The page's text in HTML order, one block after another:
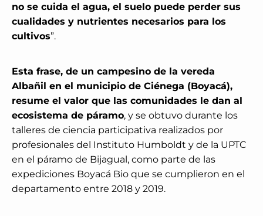
no se cuida el agua, el suelo puede perder sus
cualidades y nutrientes necesarios para los
cultivos”.
Esta frase, de un campesino de la vereda
Albañil en el municipio de Ciénega (Boyacá),
resume el valor que las comunidades le dan al
ecosistema de páramo, y se obtuvo durante los
talleres de ciencia participativa realizados por
profesionales del Instituto Humboldt y de la UPTC
en el páramo de Bijagual, como parte de las
expediciones Boyacá Bio que se cumplieron en el
departamento entre 2018 y 2019.